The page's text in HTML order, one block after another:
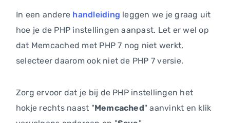
In een andere handleiding leggen we je graag uit
hoe je de PHP instellingen aanpast. Let er wel op
dat Memcached met PHP 7 nog niet werkt,
selecteer daarom ook niet de PHP 7 versie.
Zorg ervoor dat je bij de PHP instellingen het
hokje rechts naast "Memcached" aanvinkt en klik